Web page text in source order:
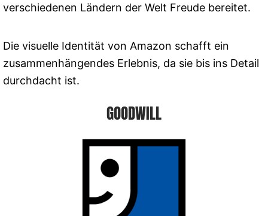
verschiedenen Ländern der Welt Freude bereitet.
Die visuelle Identität von Amazon schafft ein
zusammenhängendes Erlebnis, da sie bis ins Detail
durchdacht ist.
GOODWILL